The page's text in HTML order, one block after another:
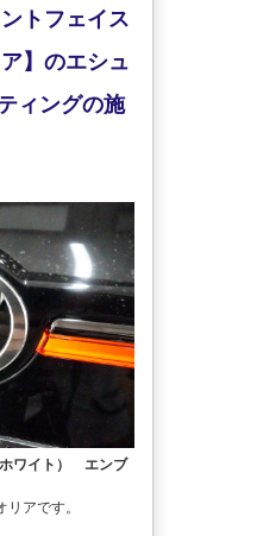
トフェイス
】のエシュ
ィングの施
ワイト） エンブ
アです。